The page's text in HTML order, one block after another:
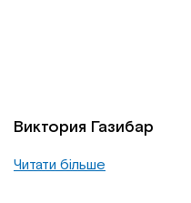
Виктория Газибар
Читати більше